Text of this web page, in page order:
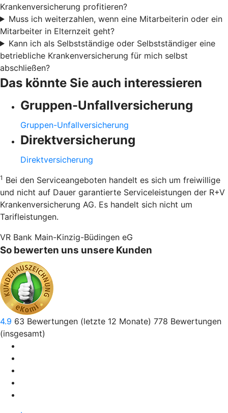
Krankenversicherung profitieren?
Muss ich weiterzahlen, wenn eine Mitarbeiterin oder ein
Mitarbeiter in Elternzeit geht?
Kann ich als Selbstständige oder Selbstständiger eine
betriebliche Krankenversicherung für mich selbst
abschließen?
Das könnte Sie auch interessieren
Gruppen-Unfallversicherung
Gruppen-Unfallversicherung
Direktversicherung
Direktversicherung
1 Bei den Serviceangeboten handelt es sich um freiwillige
und nicht auf Dauer garantierte Serviceleistungen der R+V
Krankenversicherung AG. Es handelt sich nicht um
Tarifleistungen.
VR Bank Main-Kinzig-Büdingen eG
So bewerten uns unsere Kunden
4.9 63 Bewertungen (letzte 12 Monate) 778 Bewertungen
(insgesamt)